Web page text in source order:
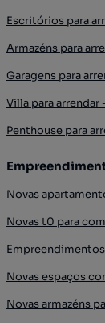
Escritórios para
Armazéns para
Garagens para
Villa para arrendar
Penthouse para
Novas
Novas t0 para
Novas espaços
Novas armazéns